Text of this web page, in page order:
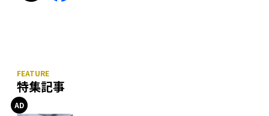
特集記事